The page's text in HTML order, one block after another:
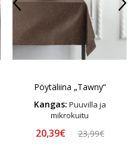
Pöytäliina „Tawny“
Kangas: Puuvilla ja
mikrokuitu
20,39€ 23,99€